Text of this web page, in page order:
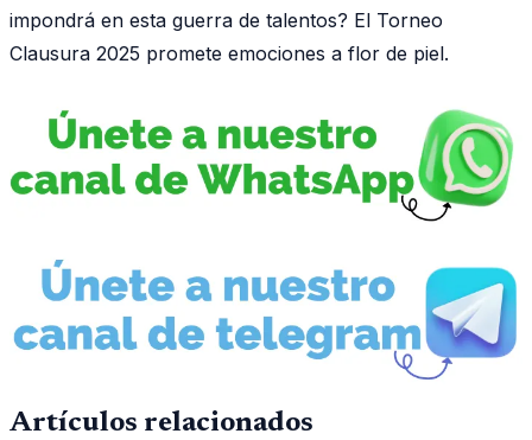
impondrá en esta guerra de talentos? El Torneo
Clausura 2025 promete emociones a flor de piel.
Artículos relacionados